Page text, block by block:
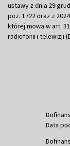
ustawy z dnia 29
poz. 1722 oraz z
której mowa w art.
radiofonii i telewizji
Data